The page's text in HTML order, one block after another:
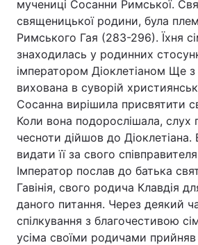
Головна Війна
Україна
Економіка Світ
Спорт Наука
Техно і зв'язок Лайт
Зброя
мучениці Сосанни Римської.
священицької родини, була
Римського Гая (283-296). Їхня
знаходилась у родинних
імператором Діоклетіаном Ще
вихована в суворій
Сосанна вирішила присвятити
Коли вона подорослішала, слух
чесноти дійшов до Діоклетіана.
видати її за свого
Імператор послав до батька
Гавінія, свого родича Клавдія
даного питання. Через деякий
спілкування з благочестивою
усіма своїми родичами